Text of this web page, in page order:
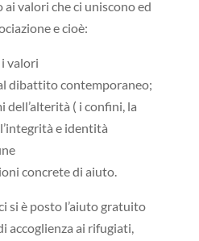
valori che ci uniscono ed
e cioè:
valori
dibattito contemporaneo;
dell’alterità ( i confini, la
e identità
concrete di aiuto.
si è posto l’aiuto gratuito
accoglienza ai rifugiati,